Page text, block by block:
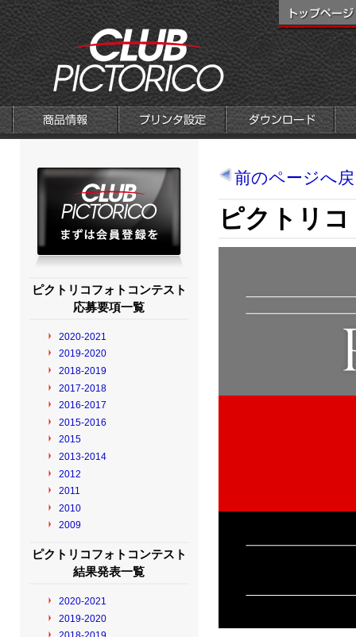
前のページへ
ピクトリ
ピクトリコフォトコンテスト
応募要項一覧
2020-2021
2019-2020
2018-2019
2017-2018
2016-2017
2015-2016
2015
2013-2014
2012
2011
2010
2009
ピクトリコフォトコンテスト
結果発表一覧
2020-2021
2019-2020